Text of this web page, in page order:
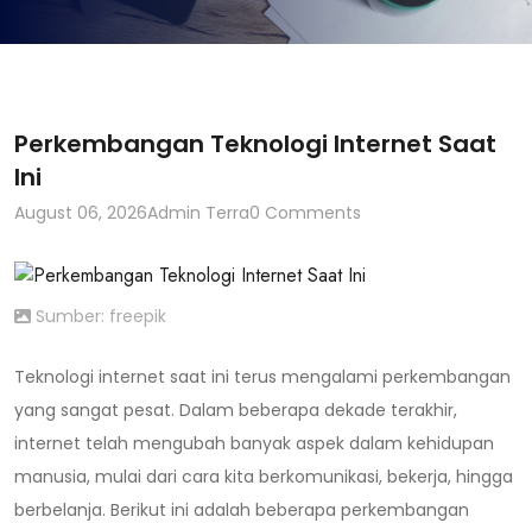
Perkembangan Teknologi Internet Saat
Ini
August 06, 2026Admin Terra0 Comments
Sumber: freepik
Teknologi internet saat ini terus mengalami perkembangan
yang sangat pesat. Dalam beberapa dekade terakhir,
internet telah mengubah banyak aspek dalam kehidupan
manusia, mulai dari cara kita berkomunikasi, bekerja, hingga
berbelanja. Berikut ini adalah beberapa perkembangan